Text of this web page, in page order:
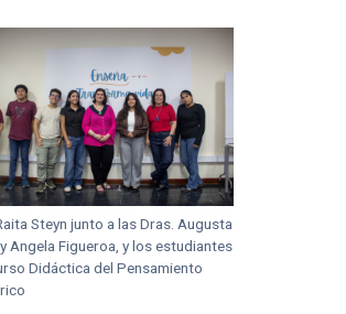
Steyn junto a las Dras. Augusta
Angela Figueroa, y los estudiantes
Didáctica del Pensamiento